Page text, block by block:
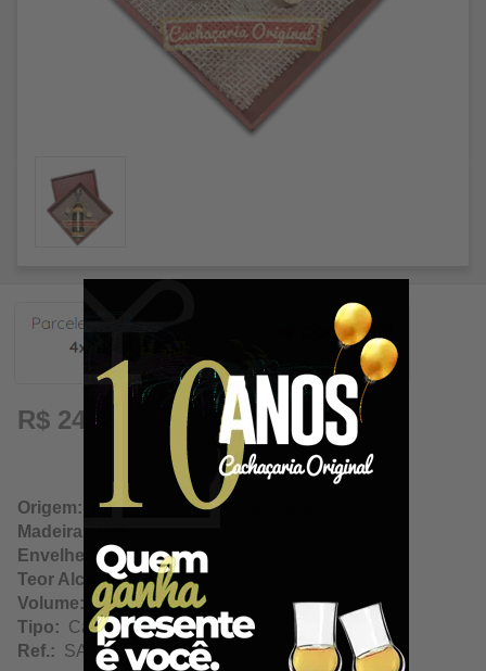
R$ 24,89
Origem: Belo Horizonte / Minas Gerais
Madeira:
Envelhecimento:N/A
Teor Alcoólico:N/A
Volume: 50Ml
Tipo: Caixa
Ref.: SA14302